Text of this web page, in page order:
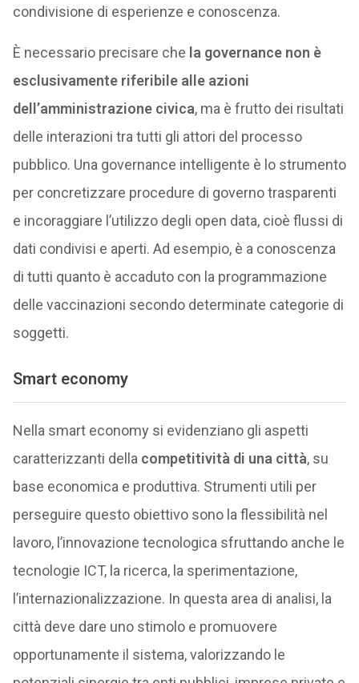
condivisione di esperienze e conoscenza.
È necessario precisare che la governance non è
esclusivamente riferibile alle azioni
dell’amministrazione civica, ma è frutto dei risultati
delle interazioni tra tutti gli attori del processo
pubblico. Una governance intelligente è lo strumento
per concretizzare procedure di governo trasparenti
e incoraggiare l’utilizzo degli open data, cioè flussi di
dati condivisi e aperti. Ad esempio, è a conoscenza
di tutti quanto è accaduto con la programmazione
delle vaccinazioni secondo determinate categorie di
soggetti.
Smart economy
Nella smart economy si evidenziano gli aspetti
caratterizzanti della competitività di una città, su
base economica e produttiva. Strumenti utili per
perseguire questo obiettivo sono la flessibilità nel
lavoro, l’innovazione tecnologica sfruttando anche le
tecnologie ICT, la ricerca, la sperimentazione,
l’internazionalizzazione. In questa area di analisi, la
città deve dare uno stimolo e promuovere
opportunamente il sistema, valorizzando le